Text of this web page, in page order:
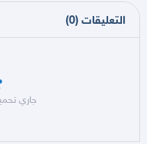
التعليقات (
0
)
جاري